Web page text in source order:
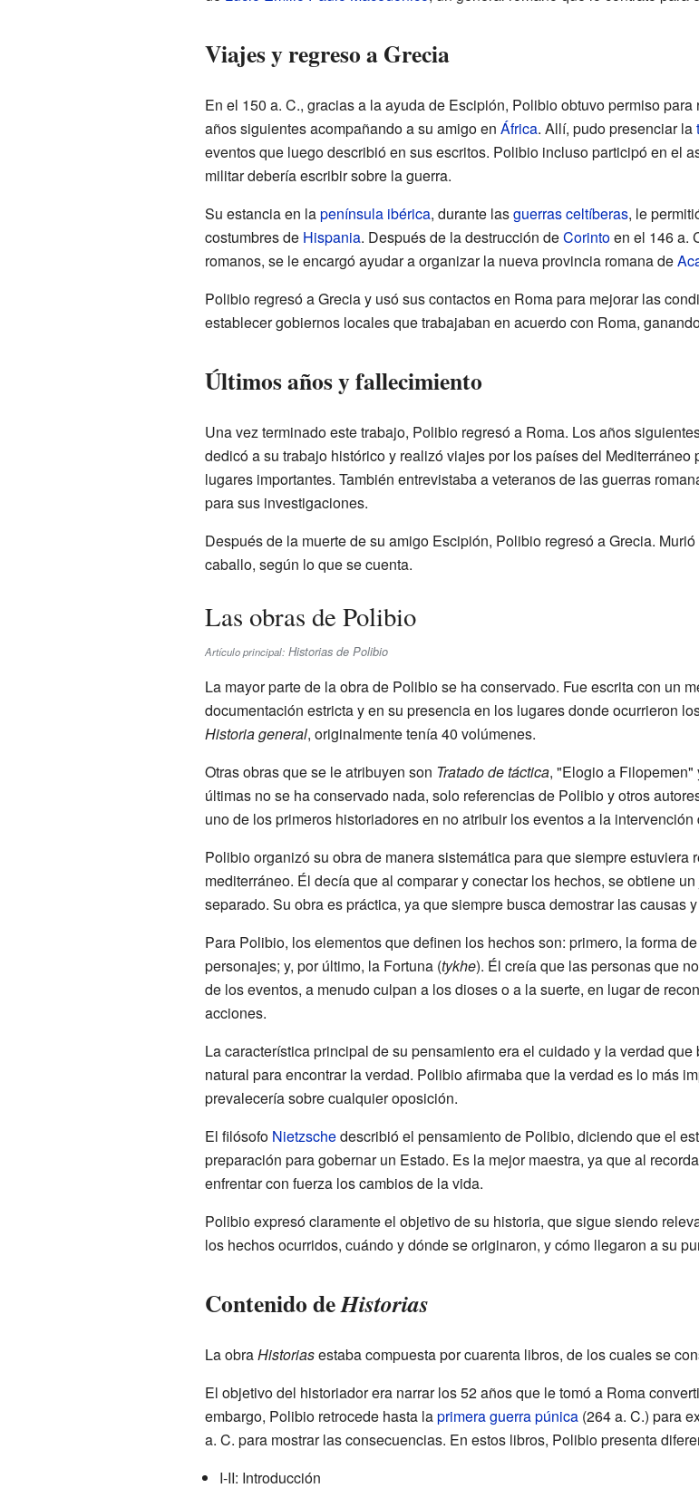
Viajes y regreso a Grecia
En el 150 a. C., gracias a la ayuda de Escipión, Polibio obtuvo permiso
años siguientes acompañando a su amigo en África. Allí, pudo presenciar la
eventos que luego describió en sus escritos. Polibio incluso participó en el
militar debería escribir sobre la guerra.
Su estancia en lapenínsula ibérica, durante lasguerras celtíberas, le
costumbres de Hispania. Después de la destrucción deCorintoen el 146 a.
romanos, se le encargó ayudar a organizar la nueva provincia romana de
Polibio regresó a Grecia y usó sus contactos en Roma para mejorar las
establecer gobiernos locales que trabajaban en acuerdo con Roma,
Últimos años y fallecimiento
Una vez terminado este trabajo, Polibio regresó a Roma. Los años
dedicó a su trabajo histórico y realizó viajes por los países del
lugares importantes. También entrevistaba a veteranos de las guerras
para sus investigaciones.
Después de la muerte de su amigo Escipión, Polibio regresó a Grecia.
caballo, según lo que se cuenta.
Las obras de Polibio
Artículo principal: Historias de Polibio
La mayor parte de la obra de Polibio se ha conservado. Fue escrita con un
documentación estricta y en su presencia en los lugares donde ocurrieron
Historia general, originalmente tenía 40 volúmenes.
Otras obras que se le atribuyen son Tratado de táctica, "Elogio a Filopemen"
últimas no se ha conservado nada, solo referencias de Polibio y otros
uno de los primeros historiadores en no atribuir los eventos a la intervención
Polibio organizó su obra de manera sistemática para que siempre
mediterráneo. Él decía que al comparar y conectar los hechos, se obtiene
separado. Su obra es práctica, ya que siempre busca demostrar las causas
Para Polibio, los elementos que definen los hechos son: primero, la forma
personajes; y, por último, la Fortuna (tykhe). Él creía que las personas que
de los eventos, a menudo culpan a los dioses o a la suerte, en lugar de
acciones.
La característica principal de su pensamiento era el cuidado y la verdad
natural para encontrar la verdad. Polibio afirmaba que la verdad es lo más
prevalecería sobre cualquier oposición.
El filósofo Nietzschedescribió el pensamiento de Polibio, diciendo que el
preparación para gobernar un Estado. Es la mejor maestra, ya que al
enfrentar con fuerza los cambios de la vida.
Polibio expresó claramente el objetivo de su historia, que sigue siendo
los hechos ocurridos, cuándo y dónde se originaron, y cómo llegaron a su
Contenido deHistorias
La obraHistoriasestaba compuesta por cuarenta libros, de los cuales se
El objetivo del historiador era narrar los 52 años que le tomó a Roma
embargo, Polibio retrocede hasta laprimera guerra púnica(264 a. C.) para
a. C. para mostrar las consecuencias. En estos libros, Polibio presenta
I-II: Introducción